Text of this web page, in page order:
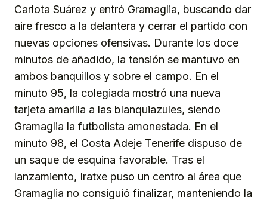
Carlota Suárez y entró Gramaglia, buscando dar
aire fresco a la delantera y cerrar el partido con
nuevas opciones ofensivas. Durante los doce
minutos de añadido, la tensión se mantuvo en
ambos banquillos y sobre el campo. En el
minuto 95, la colegiada mostró una nueva
tarjeta amarilla a las blanquiazules, siendo
Gramaglia la futbolista amonestada. En el
minuto 98, el Costa Adeje Tenerife dispuso de
un saque de esquina favorable. Tras el
lanzamiento, Iratxe puso un centro al área que
Gramaglia no consiguió finalizar, manteniendo la